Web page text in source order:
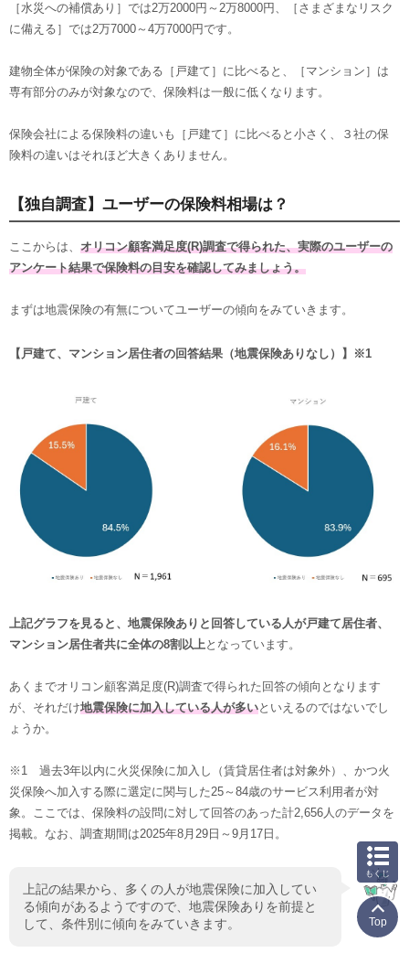
［水災への補償あり］では2万2000円～2万8000円、［さまざまなリスク
に備える］では2万7000～4万7000円です。
建物全体が保険の対象である［戸建て］に比べると、［マンション］は
専有部分のみが対象なので、保険料は一般に低くなります。
保険会社による保険料の違いも［戸建て］に比べると小さく、３社の保
険料の違いはそれほど大きくありません。
【独自調査】ユーザーの保険料相場は？
ここからは、 オリコン顧客満足度(R)調査で得られた、実際のユーザーの
アンケート結果で保険料の目安を確認してみましょう。
まずは地震保険の有無についてユーザーの傾向をみていきます。
【戸建て、マンション居住者の回答結果（地震保険ありなし）】※1
上記グラフを見ると、地震保険ありと回答している人が戸建て居住者、
マンション居住者共に全体の8割以上となっています。
あくまでオリコン顧客満足度(R)調査で得られた回答の傾向となります
が、それだけ地震保険に加入している人が多いといえるのではないでし
ょうか。
※1 過去3年以内に火災保険に加入し（賃貸居住者は対象外）、かつ火
災保険へ加入する際に選定に関与した25～84歳のサービス利用者が対
象。ここでは、保険料の設問に対して回答のあった計2,656人のデータを
掲載。なお、調査期間は2025年8月29日～9月17日。
上記の結果から、多くの人が地震保険に加入してい
る傾向があるようですので、地震保険ありを前提と
して、条件別に傾向をみていきます。
もくじ
Top